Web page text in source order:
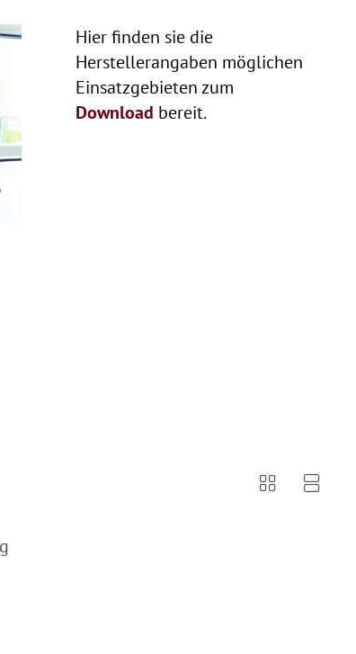
Hier finden sie die
Herstellerangaben möglichen
Einsatzgebieten zum
Download bereit.